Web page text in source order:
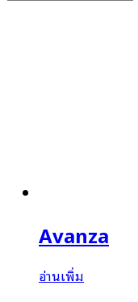
Avanza
อ่านเพิ่ม